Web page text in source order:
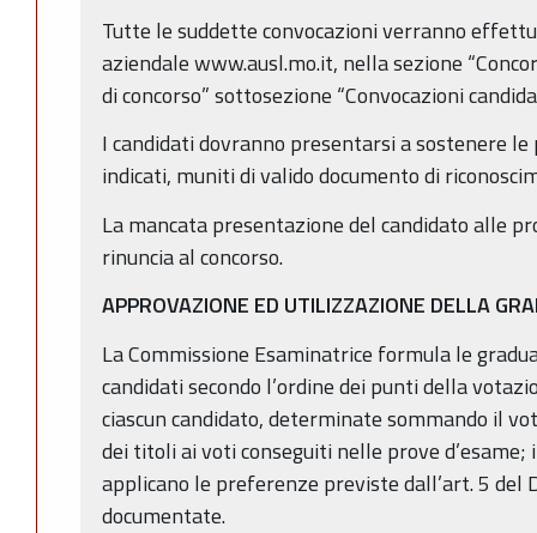
Tutte le suddette convocazioni verranno
aziendale www.ausl.mo.it, nella sezione
di concorso” sottosezione “Convocazioni
I candidati dovranno presentarsi a sostenere
indicati, muniti di valido documento di
La mancata presentazione del candidato alle
rinuncia al concorso.
APPROVAZIONE ED UTILIZZAZIONE DELLA
La Commissione Esaminatrice formula le
candidati secondo l’ordine dei punti della
ciascun candidato, determinate sommando il
dei titoli ai voti conseguiti nelle prove d’esame;
applicano le preferenze previste dall’art. 5 del
documentate.